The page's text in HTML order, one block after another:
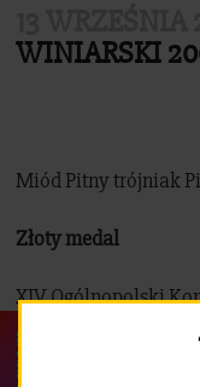
13
WINIARSKI
Miód Pitny trójniak
Złoty medal
XIV Ogólnopolski
Winiarskich –